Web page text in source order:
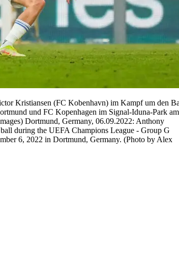
Kristiansen (FC Kobenhavn) im Kampf um den
und FC Kopenhagen im Signal-Iduna-Park am
Dortmund, Germany, 06.09.2022: Anthony
during the UEFA Champions League - Group G
6, 2022 in Dortmund, Germany. (Photo by Alex